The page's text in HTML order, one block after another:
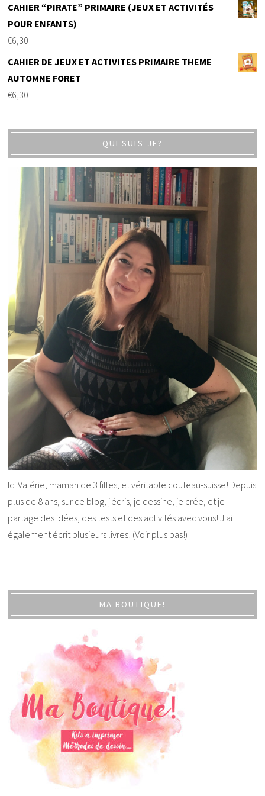
CAHIER “PIRATE” PRIMAIRE (JEUX ET ACTIVITÉS
POUR ENFANTS)
€6,30
CAHIER DE JEUX ET ACTIVITES PRIMAIRE THEME
AUTOMNE FORET
€6,30
QUI SUIS-JE?
Ici Valérie, maman de 3 filles, et véritable couteau-suisse! Depuis
plus de 8 ans, sur ce blog, j'écris, je dessine, je crée, et je
partage des idées, des tests et des activités avec vous! J'ai
également écrit plusieurs livres! (Voir plus bas!)
MA BOUTIQUE!